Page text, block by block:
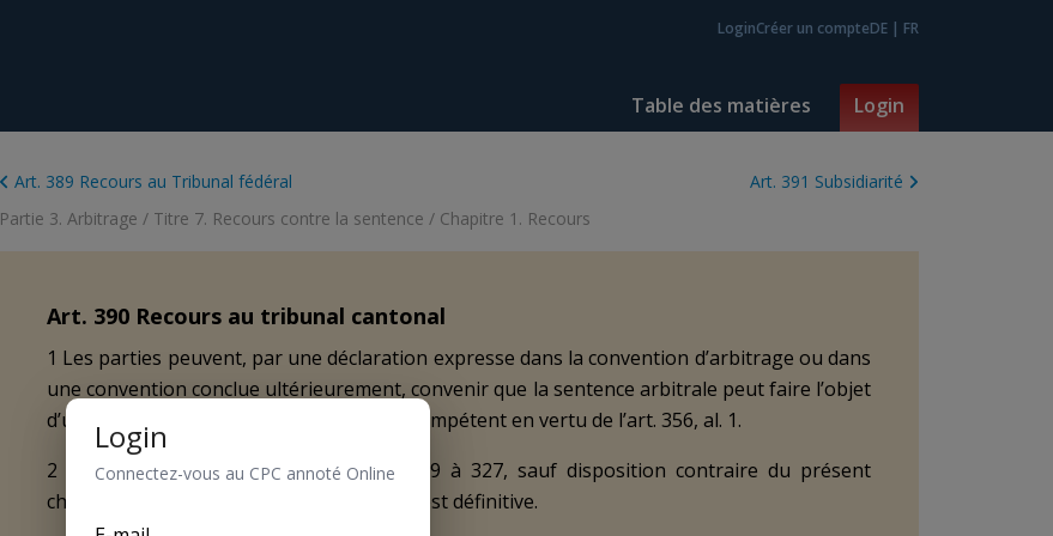
LoginCréer un compteDE | FR
Table des matières Login
Art. 389 Recours au Tribunal fédéral
Art. 391 Subsidiarité
Partie 3. Arbitrage / Titre 7. Recours contre la sentence / Chapitre 1. Recours
Art. 390 Recours au tribunal cantonal
1 Les parties peuvent, par une déclaration expresse dans la convention d’arbitrage ou dans
une convention conclue ultérieurement, convenir que la sentence arbitrale peut faire l’objet
d’un recours devant le tribunal cantonal compétent en vertu de l’art. 356, al. 1.
2 La procédure est régie par les art. 319 à 327, sauf disposition contraire du présent
chapitre. La décision du tribunal cantonal est définitive.
Login
Connectez-vous au CPC annoté Online